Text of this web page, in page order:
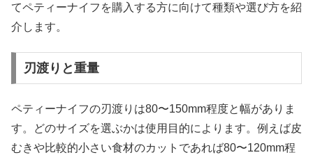
てペティーナイフを購入する方に向けて種類や選び方を紹
介します。
刃渡りと重量
ペティーナイフの刃渡りは80〜150mm程度と幅がありま
す。どのサイズを選ぶかは使用目的によります。例えば皮
むきや比較的小さい食材のカットであれば80〜120mm程